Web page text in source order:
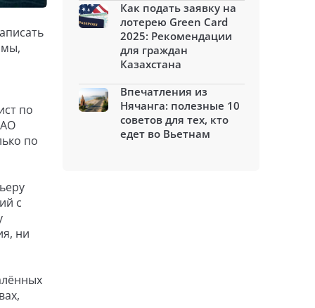
по
по
с
ни
Как подать заявку на
лотерею Green Card
2025: Рекомендации
для граждан
Казахстана
Впечатления из
Нячанга: полезные 10
советов для тех, кто
едет во Вьетнам